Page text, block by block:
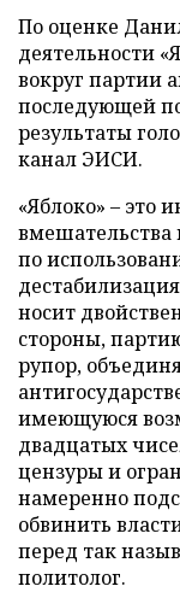
По оценке
деятельности
вокруг партии
последующей
результаты
канал ЭИСИ.
«Яблоко» – это
по
носит
стороны,
рупор,
имеющуюся
двадцатых
цензуры и
намеренно
обвинить
перед так
политолог.